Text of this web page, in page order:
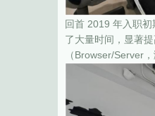
回首 2019 年入职
了大量时间，显著
（Browser/Server